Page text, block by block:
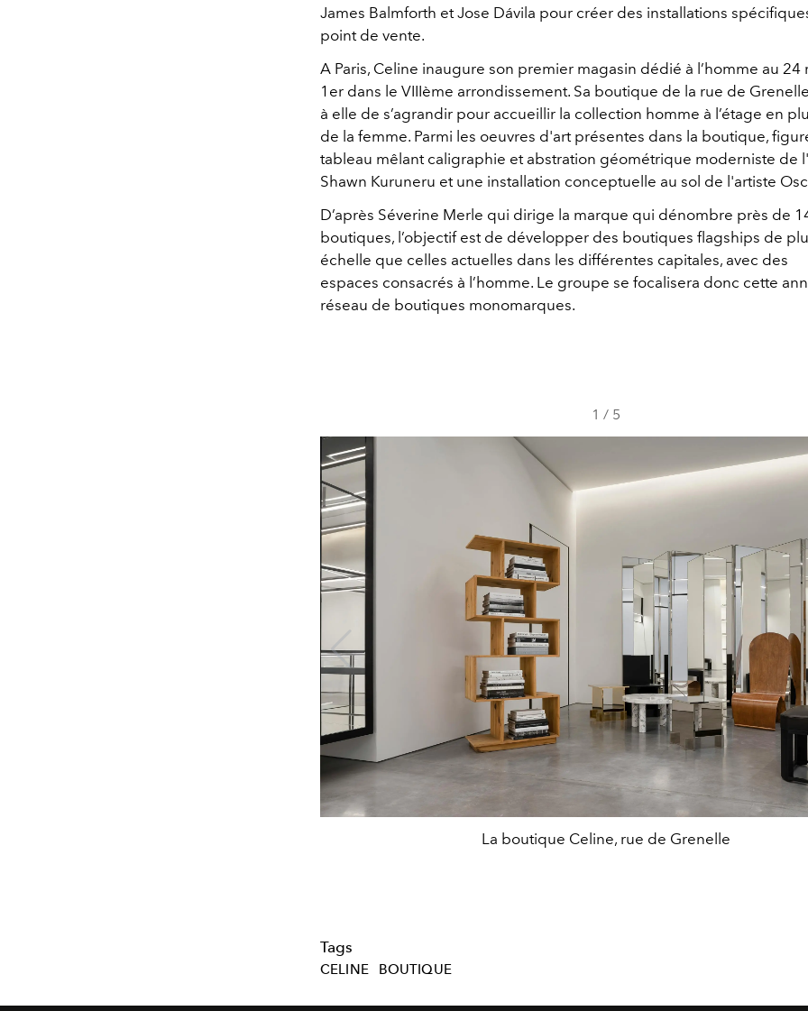
James Balmforth et Jose Dávila pour créer des installations
point de vente.
A Paris, Celine inaugure son premier magasin dédié à l’homme au 24
1er dans le VIIIème arrondissement. Sa boutique de la rue de
à elle de s’agrandir pour accueillir la collection homme à l’étage en
de la femme. Parmi les oeuvres d'art présentes dans la boutique,
tableau mêlant caligraphie et abstration géométrique moderniste de
Shawn Kuruneru et une installation conceptuelle au sol de l'artiste
D’après Séverine Merle qui dirige la marque qui dénombre près de
boutiques, l’objectif est de développer des boutiques flagships de
échelle que celles actuelles dans les différentes capitales, avec des
espaces consacrés à l’homme. Le groupe se focalisera donc cette
réseau de boutiques monomarques.
1 / 5
La boutique Celine, rue de Grenelle
Tags
CELINE BOUTIQUE